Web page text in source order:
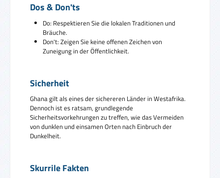
Dos & Don'ts
Do: Respektieren Sie die lokalen Traditionen und
Bräuche.
Don't: Zeigen Sie keine offenen Zeichen von
Zuneigung in der Öffentlichkeit.
Sicherheit
Ghana gilt als eines der sichereren Länder in Westafrika.
Dennoch ist es ratsam, grundlegende
Sicherheitsvorkehrungen zu treffen, wie das Vermeiden
von dunklen und einsamen Orten nach Einbruch der
Dunkelheit.
Skurrile Fakten